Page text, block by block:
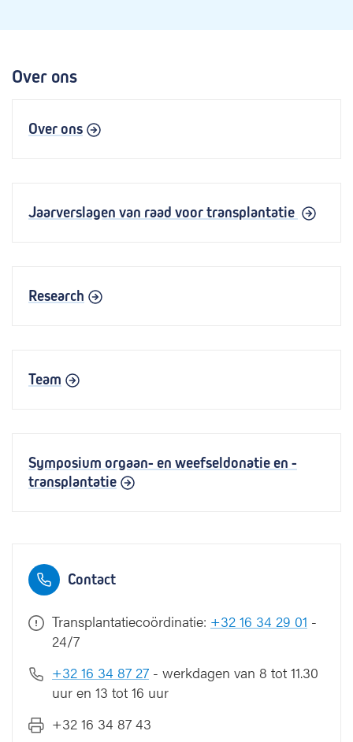
Over ons
Over ons
Jaarverslagen van raad voor transplantatie
Research
Team
Symposium orgaan- en weefseldonatie en -
transplantatie
Contact
Transplantatiecoördinatie: +32 16 34 29 01 -
24/7
+32 16 34 87 27 - werkdagen van 8 tot 11.30
uur en 13 tot 16 uur
+32 16 34 87 43